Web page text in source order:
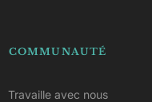
COMMUNAUTÉ
Travaille avec nous